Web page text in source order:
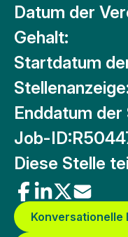
Datum der
Gehalt:
Startdatum
Enddatum
Job-ID:
Diese Stelle
Konversationelle